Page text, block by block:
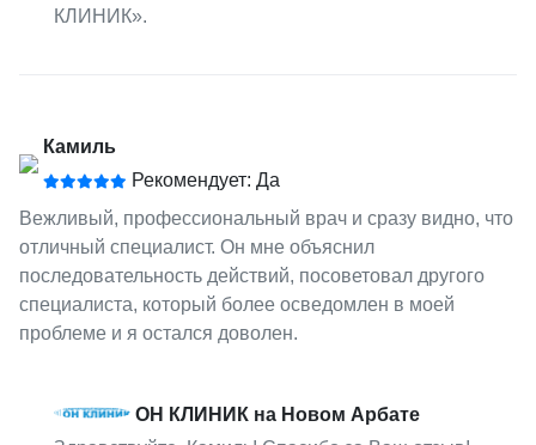
КЛИНИК».
Камиль
Рекомендует: Да
Вежливый, профессиональный врач и сразу видно, что
отличный специалист. Он мне объяснил
последовательность действий, посоветовал другого
специалиста, который более осведомлен в моей
проблеме и я остался доволен.
ОН КЛИНИК на Новом Арбате